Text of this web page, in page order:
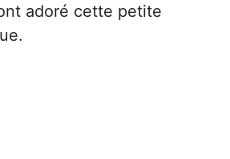
adoré cette petite